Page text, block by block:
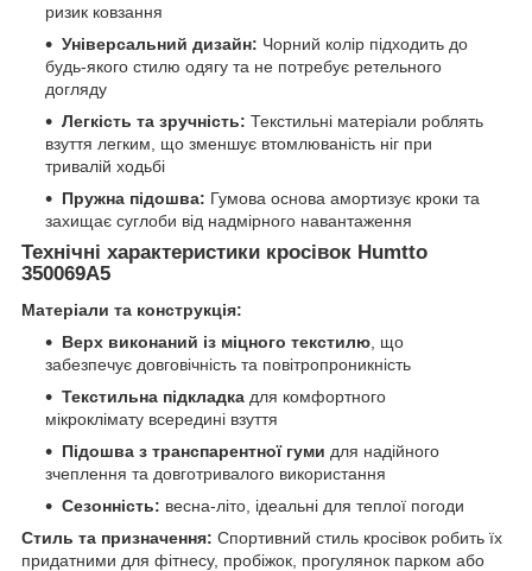
ризик ковзання
Універсальний дизайн: Чорний колір підходить до
будь-якого стилю одягу та не потребує ретельного
догляду
Легкість та зручність: Текстильні матеріали роблять
взуття легким, що зменшує втомлюваність ніг при
тривалій ходьбі
Пружна підошва: Гумова основа амортизує кроки та
захищає суглоби від надмірного навантаження
Технічні характеристики кросівок Humtto
350069A5
Матеріали та конструкція:
Верх виконаний із міцного текстилю , що
забезпечує довговічність та повітропроникність
Текстильна підкладка для комфортного
мікроклімату всередині взуття
Підошва з транспарентної гуми для надійного
зчеплення та довготривалого використання
Сезонність: весна-літо, ідеальні для теплої погоди
Стиль та призначення: Спортивний стиль кросівок робить їх
придатними для фітнесу, пробіжок, прогулянок парком або